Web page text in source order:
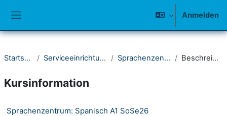
Anmelden
Startseite Serviceeinrichtungen Sprachenzentrum Beschreibung
Kursinformation
Sprachenzentrum: Spanisch A1 SoSe26